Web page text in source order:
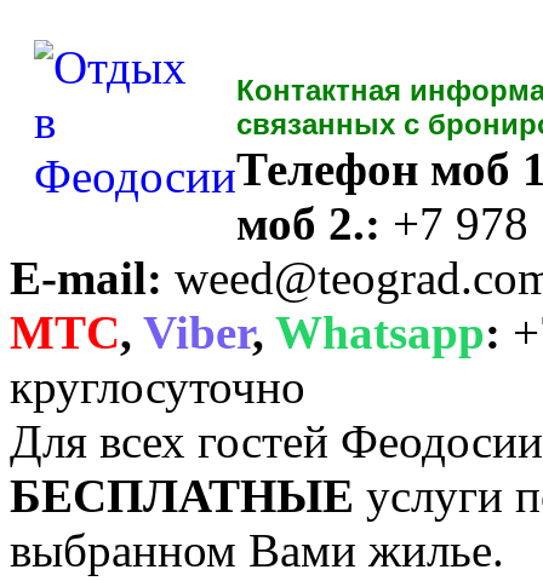
Контактная
связанных с
Телефон моб
моб 2.: +7 978
E-mail:
MTC, Viber, Whatsapp:
круглосуточно
Для всех гостей
БЕСПЛАТНЫЕ услуги
выбранном Вами жилье.